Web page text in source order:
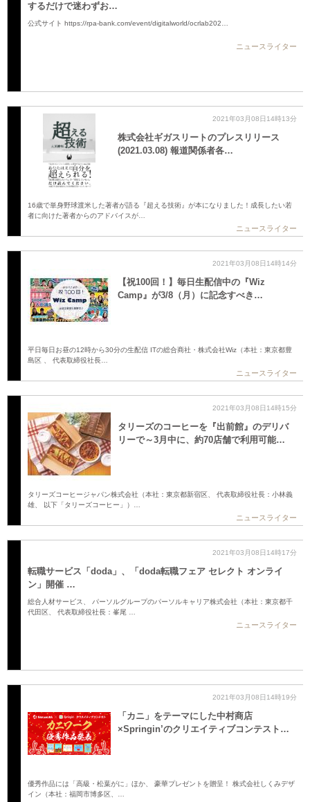
するだけで迷わずお…
公式サイト https://rpa-bank.com/event/digitalworld/ocrlab202…
ニュースライター
2021年03月08日14時13分
株式会社ギガスリートのプレスリリース
(2021.03.08) 報道関係者各…
16歳で単身野球渡米した著者が語る『超える技術』が本になりました！成長したい若
者に向けた著者からのアドバイスが…
ニュースライター
2021年03月08日14時14分
【祝100回！】毎日生配信中の『Wiz
Camp』が3/8（月）に記念すべき…
平日毎日お昼の12時から30分の生配信 ITの総合商社・株式会社Wiz（本社：東京都豊
島区 、 代表取締役社長…
ニュースライター
2021年03月08日14時15分
タリーズのコーヒーを『出前館』のデリバ
リーで～3月中に、約70店舗で利用可能…
タリーズコーヒージャパン株式会社（本社：東京都新宿区、 代表取締役社長：小林義
雄、 以下「タリーズコーヒー」）…
ニュースライター
2021年03月08日14時17分
転職サービス「doda」、「doda転職フェア セレクト オンライ
ン」開催 …
総合人材サービス、 パーソルグループのパーソルキャリア株式会社（本社：東京都千
代田区、 代表取締役社長：峯尾 …
ニュースライター
2021年03月08日14時19分
「カニ」をテーマにした中村商店
×Springin’のクリエイティブコンテスト…
優秀作品には「高級・松葉がに」ほか、 豪華プレゼントを贈呈！ 株式会社しくみデザ
イン（本社：福岡市博多区、…